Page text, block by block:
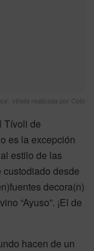
viñeta realizada por Coto
Tívoli de
es la excepción
estilo de las
desde
decora(n)
“Ayuso”. ¡El de
hacen de un